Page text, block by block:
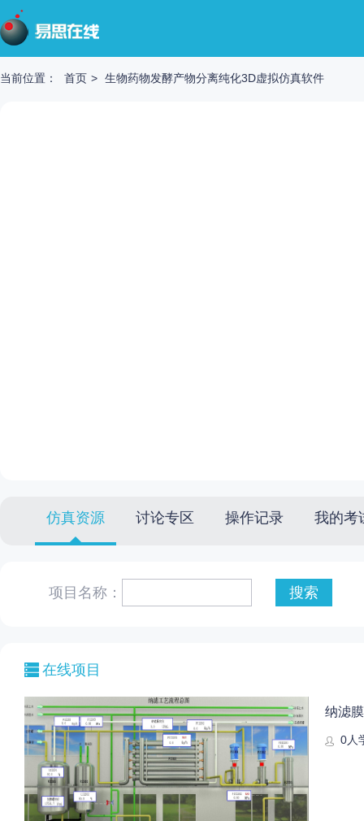
当前位置： 首页 > 生物药物发酵产物分离纯化3D虚拟仿真软件
仿真资源 讨论专区 操作记录 我的考
项目名称：
在线项目
纳滤
0人